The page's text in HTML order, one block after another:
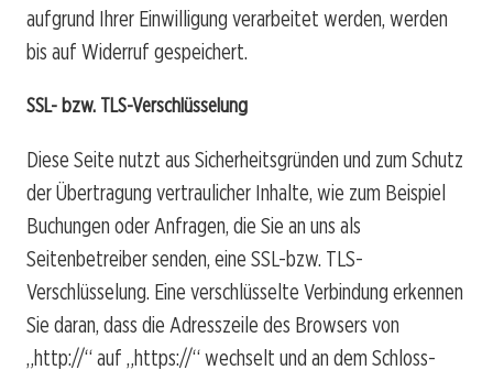
aufgrund Ihrer Einwilligung verarbeitet werden, werden
bis auf Widerruf gespeichert.
SSL- bzw. TLS-Verschlüsselung
Diese Seite nutzt aus Sicherheitsgründen und zum Schutz
der Übertragung vertraulicher Inhalte, wie zum Beispiel
Buchungen oder Anfragen, die Sie an uns als
Seitenbetreiber senden, eine SSL-bzw. TLS-
Verschlüsselung. Eine verschlüsselte Verbindung erkennen
Sie daran, dass die Adresszeile des Browsers von
„http://“ auf „https://“ wechselt und an dem Schloss-